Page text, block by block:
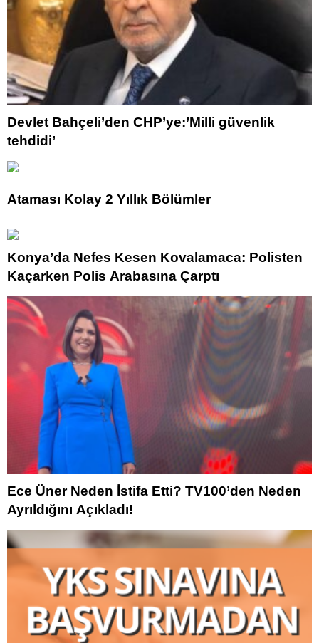
Devlet Bahçeli’den CHP’ye:’Milli güvenlik
tehdidi’
Ataması Kolay 2 Yıllık Bölümler
Konya’da Nefes Kesen Kovalamaca: Polisten
Kaçarken Polis Arabasına Çarptı
Ece Üner Neden İstifa Etti? TV100’den Neden
Ayrıldığını Açıkladı!